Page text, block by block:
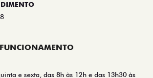
e sexta, das 8h às 12h e das 13h30 às